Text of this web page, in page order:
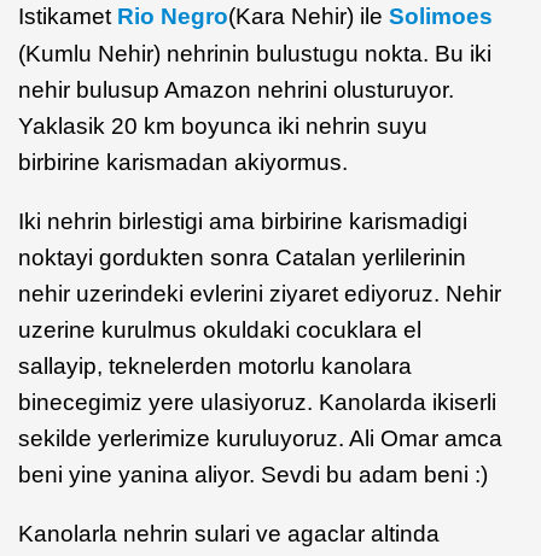
Istikamet Rio Negro(Kara Nehir) ile Solimoes
(Kumlu Nehir) nehrinin bulustugu nokta. Bu iki
nehir bulusup Amazon nehrini olusturuyor.
Yaklasik 20 km boyunca iki nehrin suyu
birbirine karismadan akiyormus.
Iki nehrin birlestigi ama birbirine karismadigi
noktayi gordukten sonra Catalan yerlilerinin
nehir uzerindeki evlerini ziyaret ediyoruz. Nehir
uzerine kurulmus okuldaki cocuklara el
sallayip, teknelerden motorlu kanolara
binecegimiz yere ulasiyoruz. Kanolarda ikiserli
sekilde yerlerimize kuruluyoruz. Ali Omar amca
beni yine yanina aliyor. Sevdi bu adam beni :)
Kanolarla nehrin sulari ve agaclar altinda